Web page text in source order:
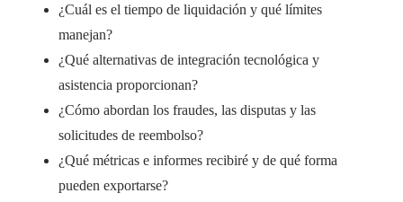
¿Cuál es el tiempo de liquidación y qué límites
manejan?
¿Qué alternativas de integración tecnológica y
asistencia proporcionan?
¿Cómo abordan los fraudes, las disputas y las
solicitudes de reembolso?
¿Qué métricas e informes recibiré y de qué forma
pueden exportarse?